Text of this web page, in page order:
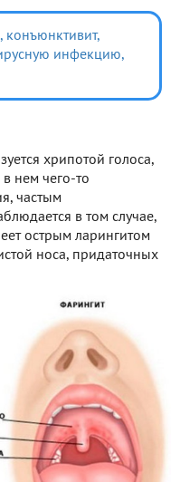
конъюнктивит,
инфекцию,
хрипотой голоса,
нем чего-то
частым
в том случае,
острым ларингитом
носа, придаточных